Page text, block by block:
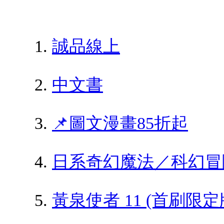
誠品線上
中文書
📌圖文漫畫85折起
日系奇幻魔法／科幻
黃泉使者 11 (首刷限定